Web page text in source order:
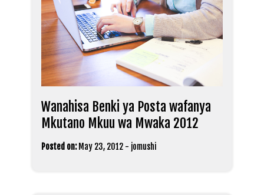
Wanahisa Benki ya Posta wafanya
Mkutano Mkuu wa Mwaka 2012
Posted on: May 23, 2012 - jomushi